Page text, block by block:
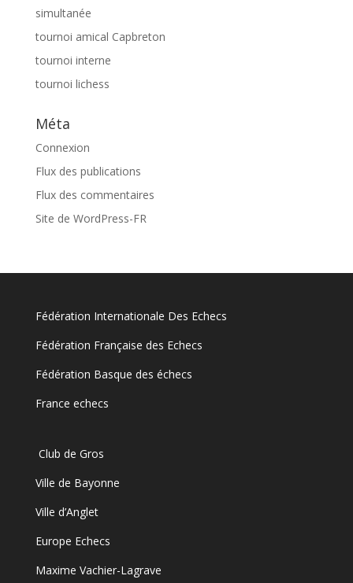
simultanée
tournoi amical Capbreton
tournoi interne
tournoi lichess
Méta
Connexion
Flux des publications
Flux des commentaires
Site de WordPress-FR
Fédération Internationale Des Echecs
Fédération Française des Echecs
Fédération Basque des échecs
France echecs
Club de Gros
Ville de Bayonne
Ville d’Anglet
Europe Echecs
Maxime Vachier-Lagrave